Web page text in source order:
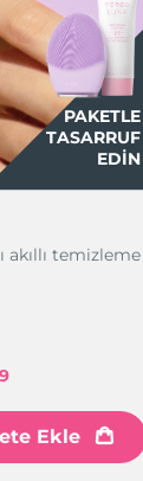
PAKETLE
TASARRUF
EDIN
akıllı temizleme
Ekle